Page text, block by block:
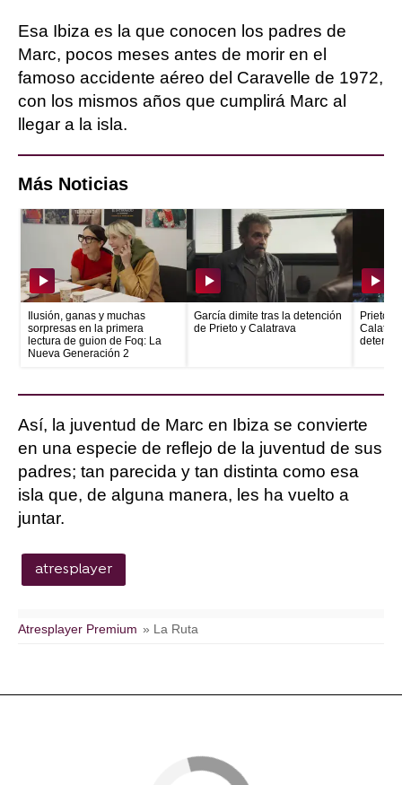
Esa Ibiza es la que conocen los padres de
Marc, pocos meses antes de morir en el
famoso accidente aéreo del Caravelle de 1972,
con los mismos años que cumplirá Marc al
llegar a la isla.
Más Noticias
Ilusión, ganas y muchas
sorpresas en la primera
lectura de guion de Foq: La
Nueva Generación 2
García dimite tras la detención
de Prieto y Calatrava
Prieto
Así, la juventud de Marc en Ibiza se convierte
en una especie de reflejo de la juventud de sus
padres; tan parecida y tan distinta como esa
isla que, de alguna manera, les ha vuelto a
juntar.
atresplayer
Atresplayer Premium » La Ruta